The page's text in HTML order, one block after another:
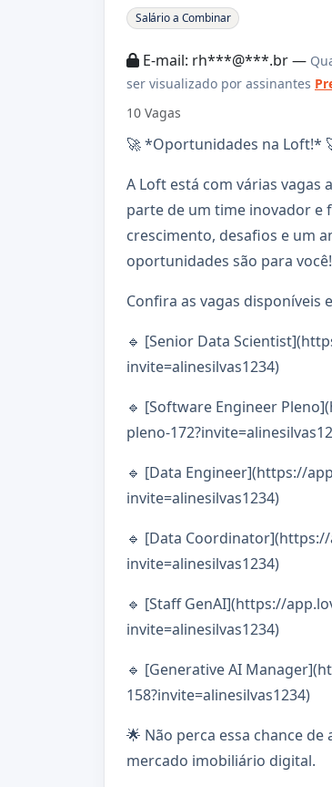
Sobre a Vaga
Salário a Combinar
E-mail: rh***@***.br —
ser visualizado por assinantes
10 Vagas
🚀 *Oportunidades na Loft!*
A Loft está com várias
parte de um time inovador e
crescimento, desafios e um
oportunidades são para você!
Confira as vagas disponíveis
🔹 [Senior Data
invite=alinesilvas1234)
🔹 [Software Engineer
pleno-
🔹 [Data Engineer](https://
invite=alinesilvas1234)
🔹 [Data
invite=alinesilvas1234)
🔹 [Staff GenAI](https://
invite=alinesilvas1234)
🔹 [Generative AI
158?invite=alinesilvas1234)
🌟 Não perca essa chance
mercado imobiliário digital.